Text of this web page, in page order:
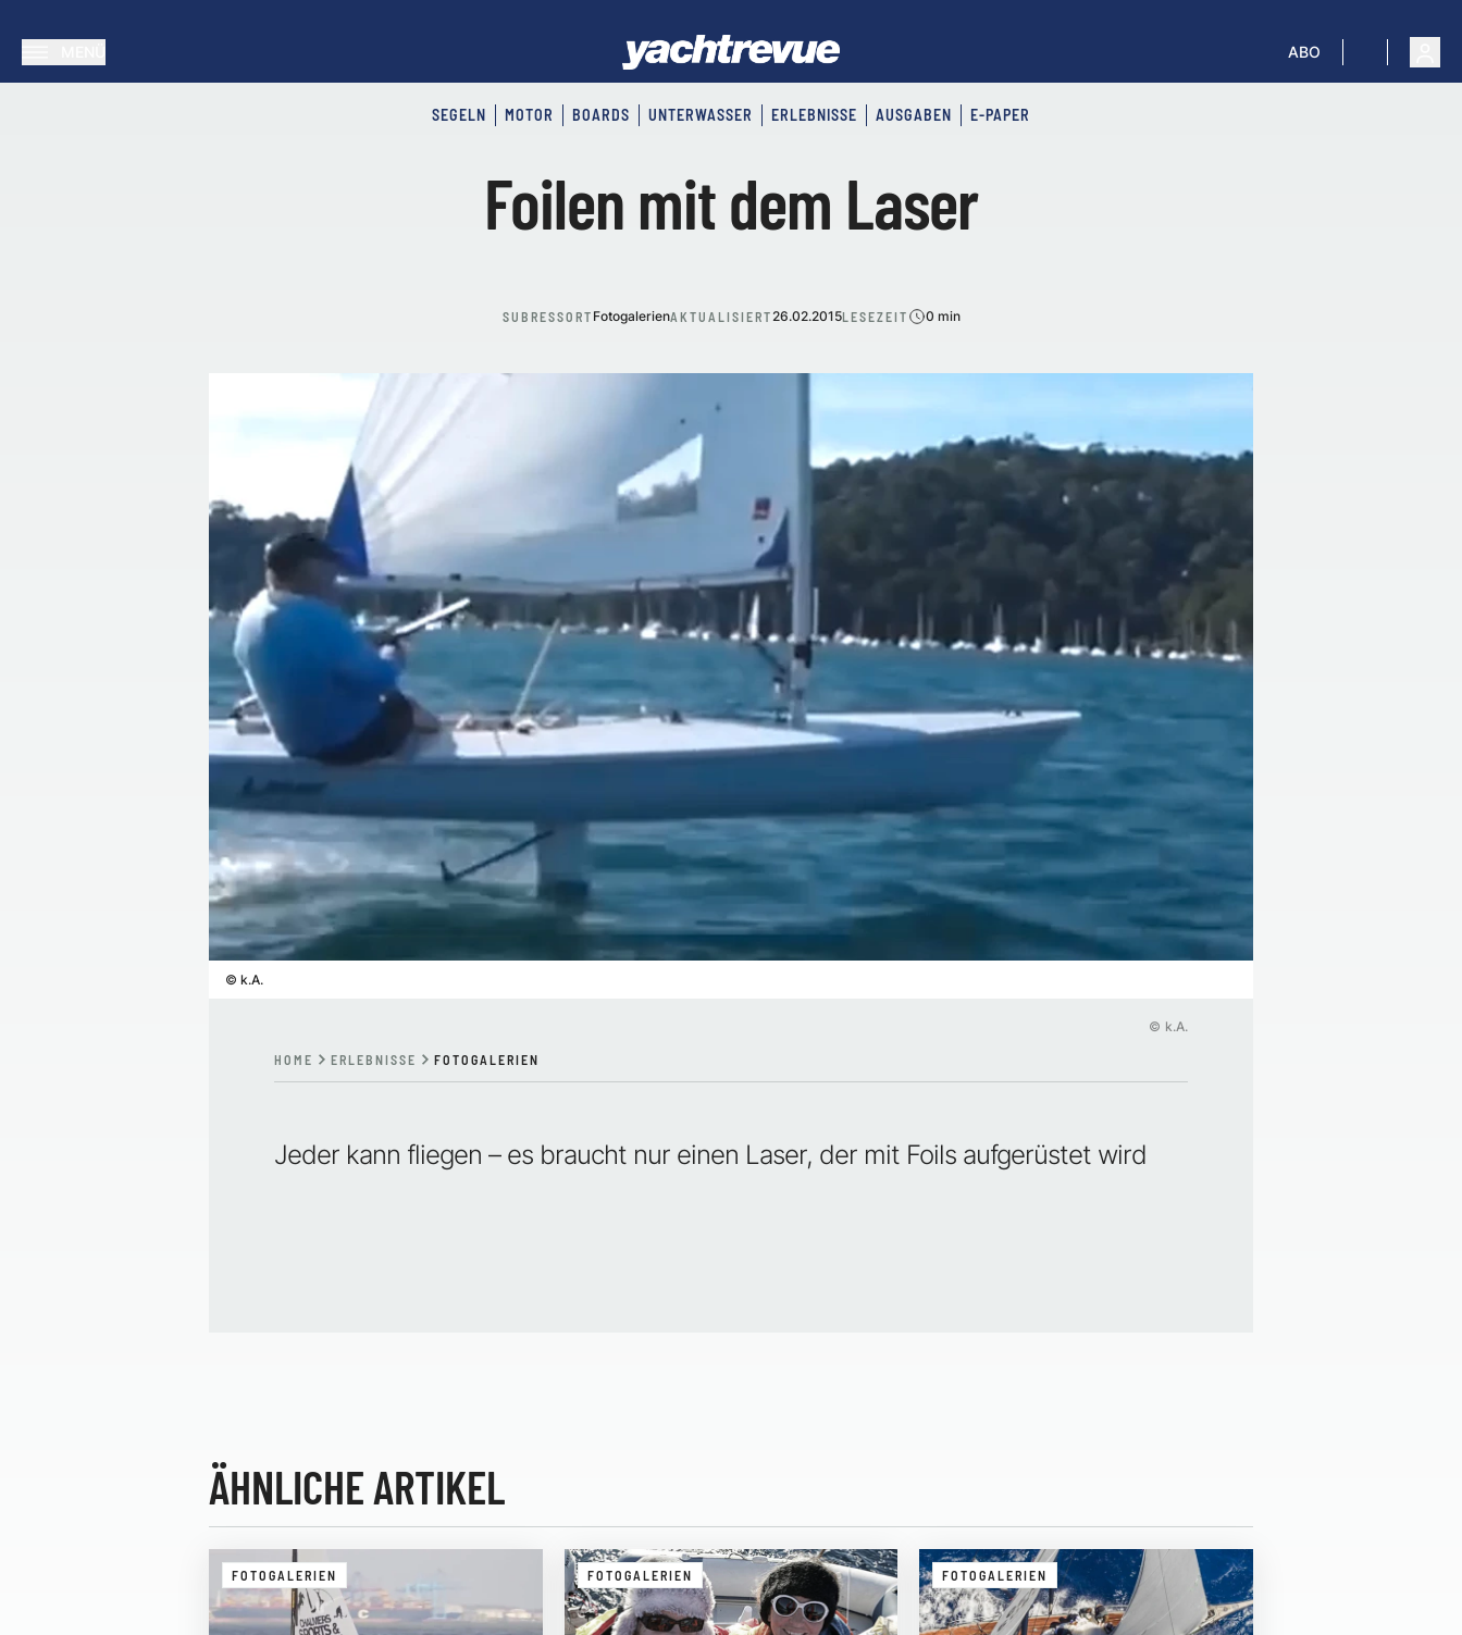
ABO
SEGELN MOTOR BOARDS UNTERWASSER ERLEBNISSE AUSGABEN E-PAPER
Foilen mit dem Laser
SUBRESSORT FotogalerienAKTUALISIERT26.02.2015LESEZEIT 0 min
© k.A.
© k.A.
HOME ERLEBNISSE FOTOGALERIEN
Jeder kann fliegen – es braucht nur einen Laser, der mit Foils aufgerüstet wird
ÄHNLICHE ARTIKEL
FOTOGALERIEN FOTOGALERIEN FOTOGALERIEN